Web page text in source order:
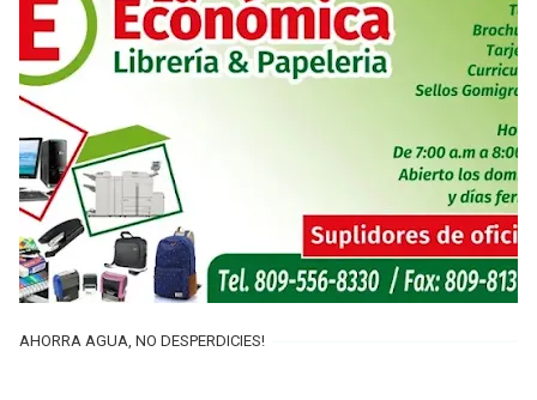
AHORRA AGUA, NO DESPERDICIES!